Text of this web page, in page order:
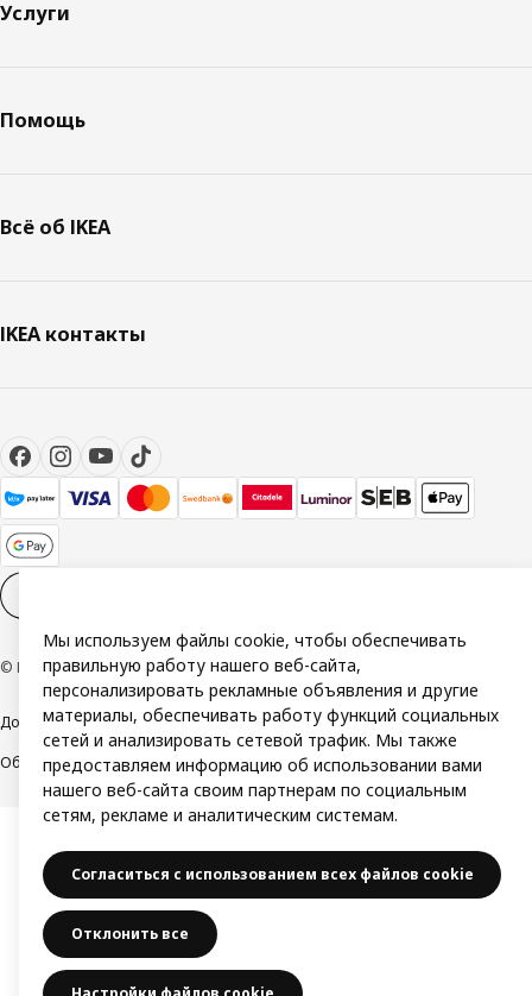
Услуги
Помощь
Всё об IKEA
IKEA контакты
© Inter IKEA Systems B.V. 1999-2026
ДоступностьПолитика конфиденциальности и использования cookie
Общие условияСвяжитесь с нами
Мы используем файлы cookie, чтобы обеспечивать
правильную работу нашего веб-сайта,
персонализировать рекламные объявления и другие
материалы, обеспечивать работу функций социальных
сетей и анализировать сетевой трафик. Мы также
предоставляем информацию об использовании вами
нашего веб-сайта своим партнерам по социальным
сетям, рекламе и аналитическим системам.
Согласиться с использованием всех файлов cookie
Отклонить все